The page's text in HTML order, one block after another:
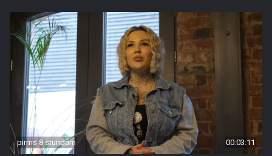
pirms 8 stundām 00:03:11